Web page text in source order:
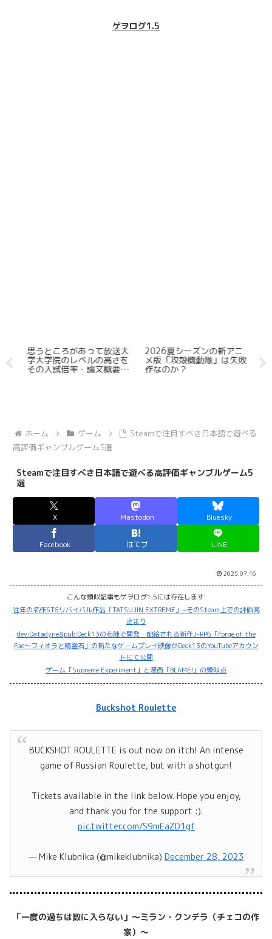
ゲヲログ1.5
思うところがあって放送大
学大学院のレベルの高さを
その入試倍率・論文概要か
2026夏シーズンの新アニ
メ版「攻殻機動隊」は失敗
作なのか？
ー
ー
ホーム ゲーム
Steamで注目すべき日本語で遊べる
高評価ギャンブルゲーム5選
Steamで注目すべき日本語で遊べる高評価ギャンブルゲーム5
選
X Mastodon Bluesky
Facebook はてブ LINE
2025.07.16
こんな類似記事もゲヲログ1.5には存在します:
往年の名作STGリバイバル作品「TATSUJIN EXTREME」~そのSteam上での評価高
止まり
dev:Datadyne&pub:Deck13の布陣で開発・配給される新作J-RPG「Forge of the
Fae〜フィオラと精霊石」の新たなゲームプレイ映像がDeck13のYouTubeアカウン
トにて公開
ゲーム「Supreme Experiment」と漫画「BLAME!」の類似点
Buckshot Roulette
BUCKSHOT ROULETTE is out now on itch! An intense
game of Russian Roulette, but with a shotgun!
Tickets available in the link below. Hope you enjoy,
and thank you for the support :).
pic.twitter.com/S9mEaZD1gf
— Mike Klubnika (@mikeklubnika) December 28, 2023
「一度の過ちは数に入らない」～ミラン・クンデラ（チェコの作
家）～